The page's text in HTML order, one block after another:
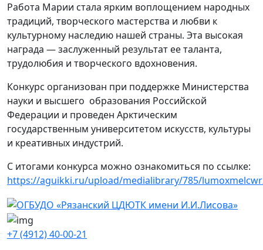
Работа Марии стала ярким воплощением народных
традиций, творческого мастерства и любви к
культурному наследию нашей страны. Эта высокая
награда — заслуженный результат ее таланта,
трудолюбия и творческого вдохновения.
Конкурс организован при поддержке Министерства
науки и высшего образования Российской
Федерации и проведен Арктическим
государственным университетом искусств, культуры
и креативных индустрий.
С итогами конкурса можно ознакомиться по ссылке:
https://aguikki.ru/upload/medialibrary/785/
+7 (4912) 40-00-21